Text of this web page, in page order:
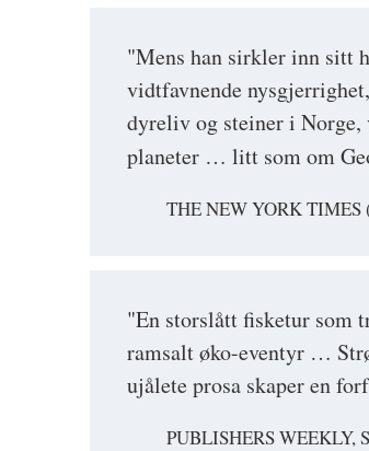
"Mens han sirkler inn sitt
vidtfavnende
dyreliv og steiner i
planeter … litt som om
THE NEW YORK TIMES
"En storslått fisketur som
ramsalt øko-eventyr …
ujålete prosa skaper en
PUBLISHERS WEEKLY,